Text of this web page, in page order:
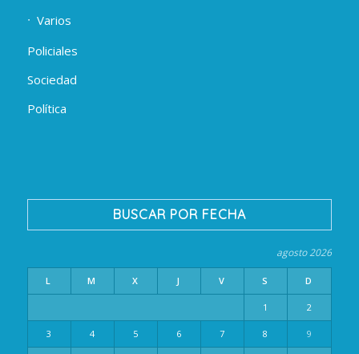
Varios
Policiales
Sociedad
Política
BUSCAR POR FECHA
agosto 2026
L M X J V S D
1 2
3 4 5 6 7 8 9